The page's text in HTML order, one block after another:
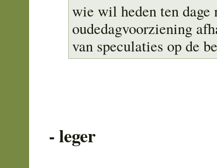
wie wil heden ten dage
oudedagvoorziening
van speculaties op de
- leger